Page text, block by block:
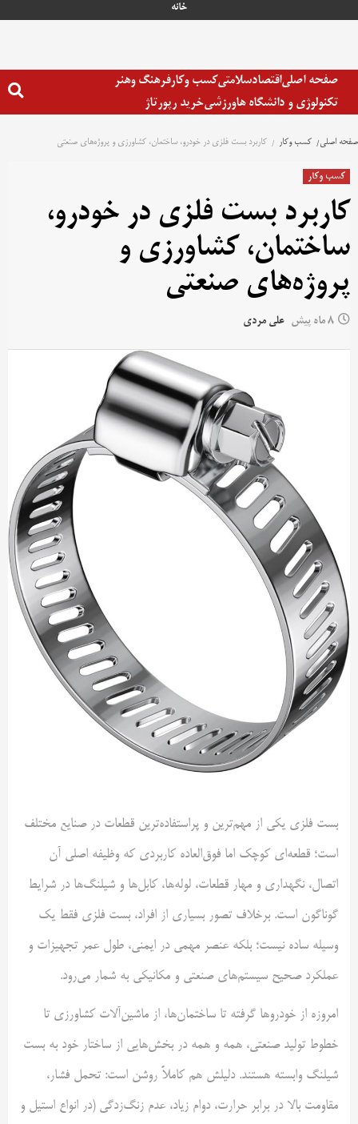
خانه
صفحه اصلیاقتصادسلامتیکسب وکارفرهنگ وهنر
تکنولوژی و دانشگاه هاورزشیخرید رپورتاژ
صفحه اصلی کسب وکار کاربرد بست فلزی در خودرو، ساختمان، کشاورزی و پروژه‌های صنعتی
کسب وکار
کاربرد بست فلزی در خودرو،
ساختمان، کشاورزی و
پروژه‌های صنعتی
8 ماه پیش علی مردی
بست فلزی یکی از مهم‌ترین و پراستفاده‌ترین قطعات در صنایع مختلف
است؛ قطعه‌ای کوچک اما فوق‌العاده کاربردی که وظیفه اصلی آن
اتصال، نگهداری و مهار قطعات، لوله‌ها، کابل‌ها و شیلنگ‌ها در شرایط
گوناگون است. برخلاف تصور بسیاری از افراد، بست فلزی فقط یک
وسیله ساده نیست؛ بلکه عنصر مهمی در ایمنی، طول عمر تجهیزات و
عملکرد صحیح سیستم‌های صنعتی و مکانیکی به شمار می‌رود.
امروزه از خودروها گرفته تا ساختمان‌ها، از ماشین‌آلات کشاورزی تا
خطوط تولید صنعتی، همه و همه در بخش‌هایی از ساختار خود به بست
شیلنگ وابسته هستند. دلیلش هم کاملاً روشن است: تحمل فشار،
مقاومت بالا در برابر حرارت، دوام زیاد، عدم زنگ‌زدگی (در انواع استیل و